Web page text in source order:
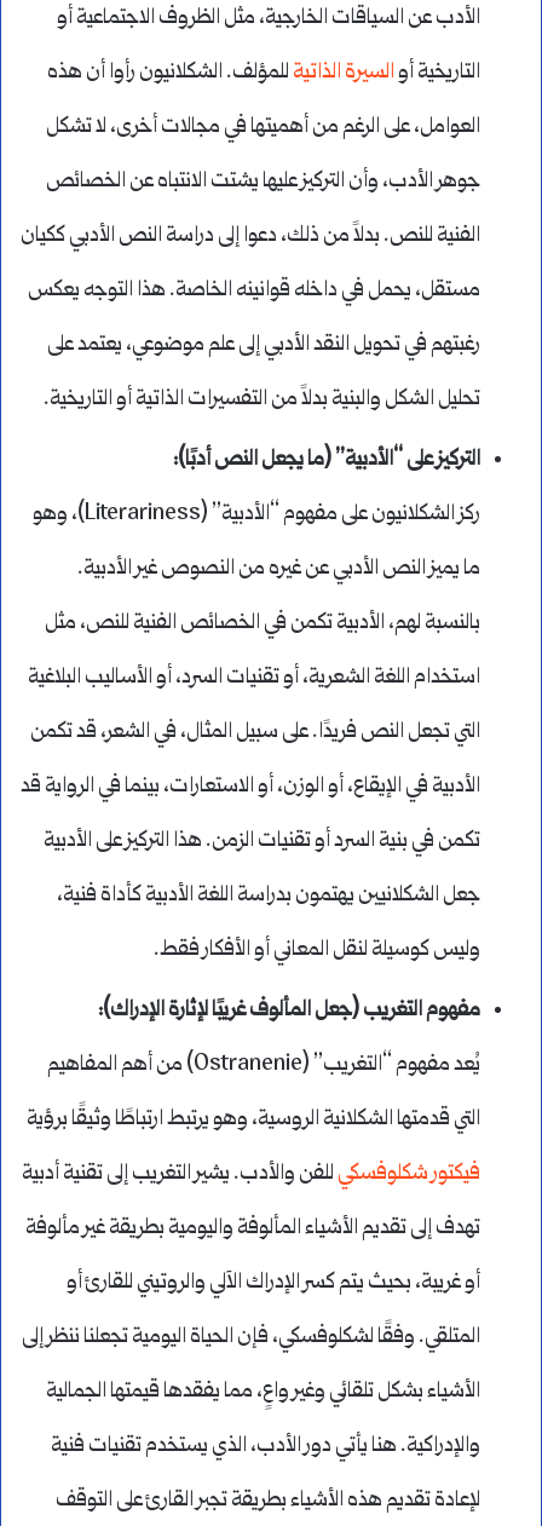
الأدب عن السياقات الخارجية، مثل الظروف الاجتماعية أو
التاريخية أوالسيرة الذاتية للمؤلف. الشكلانيون رأوا أن هذه
العوامل، على الرغم من أهميتها في مجالات أخرى، لا تشكل
جوهر الأدب، وأن التركيز عليها يشتت الانتباه عن الخصائص
الفنية للنص. بدلاً من ذلك، دعوا إلى دراسة النص الأدبي ككيان
مستقل، يحمل في داخله قوانينه الخاصة. هذا التوجه يعكس
رغبتهم في تحويل النقد الأدبي إلى علم موضوعي، يعتمد على
تحليل الشكل والبنية بدلاً من التفسيرات الذاتية أو التاريخية.
التركيز على “الأدبية” (ما يجعل النص أدبًا):
ركز الشكلانيون على مفهوم “الأدبية” (Literariness)، وهو
ما يميز النص الأدبي عن غيره من النصوص غير الأدبية.
بالنسبة لهم، الأدبية تكمن في الخصائص الفنية للنص، مثل
استخدام اللغة الشعرية، أو تقنيات السرد، أو الأساليب البلاغية
التي تجعل النص فريدًا. على سبيل المثال، في الشعر، قد تكمن
الأدبية في الإيقاع، أو الوزن، أو الاستعارات، بينما في الرواية قد
تكمن في بنية السرد أو تقنيات الزمن. هذا التركيز على الأدبية
جعل الشكلانيين يهتمون بدراسة اللغة الأدبية كأداة فنية،
وليس كوسيلة لنقل المعاني أو الأفكار فقط.
مفهوم التغريب (جعل المألوف غريبًا لإثارة الإدراك):
يُعد مفهوم “التغريب” (Ostranenie) من أهم المفاهيم
التي قدمتها الشكلانية الروسية، وهو يرتبط ارتباطًا وثيقًا برؤية
فيكتور شكلوفسكي للفن والأدب. يشير التغريب إلى تقنية أدبية
تهدف إلى تقديم الأشياء المألوفة واليومية بطريقة غير مألوفة
أو غريبة، بحيث يتم كسر الإدراك الآلي والروتيني للقارئ أو
المتلقي. وفقًا لشكلوفسكي، فإن الحياة اليومية تجعلنا ننظر إلى
الأشياء بشكل تلقائي وغير واعٍ، مما يفقدها قيمتها الجمالية
والإدراكية. هنا يأتي دور الأدب، الذي يستخدم تقنيات فنية
لإعادة تقديم هذه الأشياء بطريقة تجبر القارئ على التوقف